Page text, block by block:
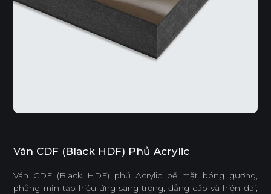
Ván CDF (Black HDF) Phủ Acrylic
Ván CDF (Black HDF) phủ Acrylic bề mặt bóng gương,
phẳng mịn tạo hiệu ứng sang trọng, đẳng cấp và hiện đại,